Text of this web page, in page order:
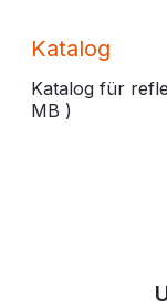
Katalog
Katalog für
MB )